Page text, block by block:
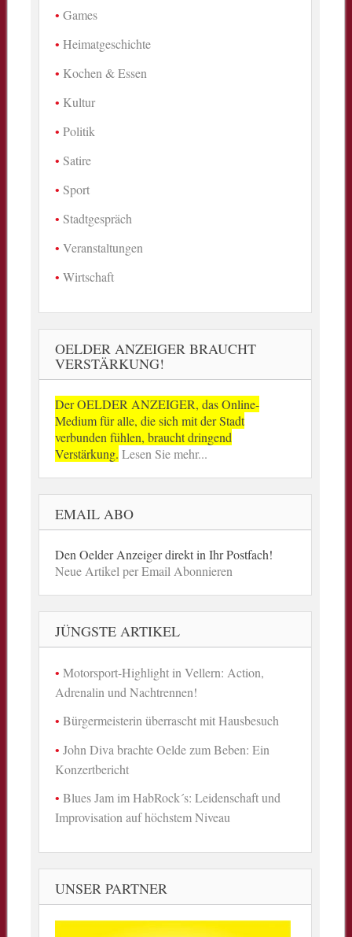
Games
Heimatgeschichte
Kochen & Essen
Kultur
Politik
Satire
Sport
Stadtgespräch
Veranstaltungen
Wirtschaft
OELDER ANZEIGER BRAUCHT
VERSTÄRKUNG!
Der OELDER ANZEIGER, das Online-
Medium für alle, die sich mit der Stadt
verbunden fühlen, braucht dringend
Verstärkung. Lesen Sie mehr...
EMAIL ABO
Den Oelder Anzeiger direkt in Ihr Postfach!
Neue Artikel per Email Abonnieren
JÜNGSTE ARTIKEL
Motorsport-Highlight in Vellern: Action,
Adrenalin und Nachtrennen!
Bürgermeisterin überrascht mit Hausbesuch
John Diva brachte Oelde zum Beben: Ein
Konzertbericht
Blues Jam im HabRock´s: Leidenschaft und
Improvisation auf höchstem Niveau
UNSER PARTNER